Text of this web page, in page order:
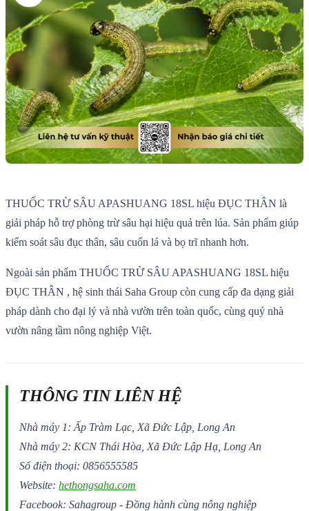
THUỐC TRỪ SÂU APASHUANG 18SL hiệu ĐỤC THÂN là
giải pháp hỗ trợ phòng trừ sâu hại hiệu quả trên lúa. Sản phẩm giúp
kiểm soát sâu đục thân, sâu cuốn lá và bọ trĩ nhanh hơn.
Ngoài sản phẩm THUỐC TRỪ SÂU APASHUANG 18SL hiệu
ĐỤC THÂN , hệ sinh thái Saha Group còn cung cấp đa dạng giải
pháp dành cho đại lý và nhà vườn trên toàn quốc, cùng quý nhà
vườn nâng tầm nông nghiệp Việt.
THÔNG TIN LIÊN HỆ
Nhà máy 1: Ấp Tràm Lạc, Xã Đức Lập, Long An
Nhà máy 2: KCN Thái Hòa, Xã Đức Lập Hạ, Long An
Số điện thoại: 0856555585
Website: hethongsaha.com
Facebook: Sahagroup - Đồng hành cùng nông nghiệp